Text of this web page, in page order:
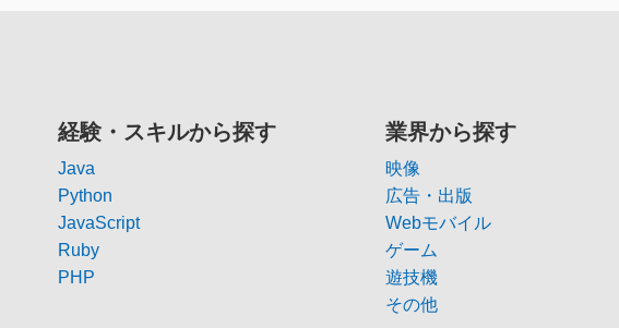
経験・スキルから探す
Java
Python
JavaScript
Ruby
PHP
業界から探す
映像
広告・出版
Webモバイル
ゲーム
遊技機
その他